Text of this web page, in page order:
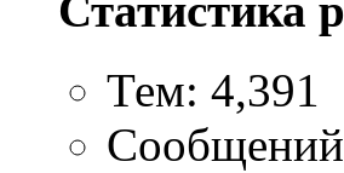
Статистика
Тем: 4,391